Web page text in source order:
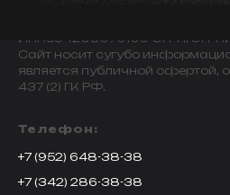
ИНН594203076109 ОГРН/
Сайт носит сугубо
является публичной офертой,
437 (2) ГК РФ.
Телефон:
+7 (952) 648-38-38
+7 (342) 286-38-38